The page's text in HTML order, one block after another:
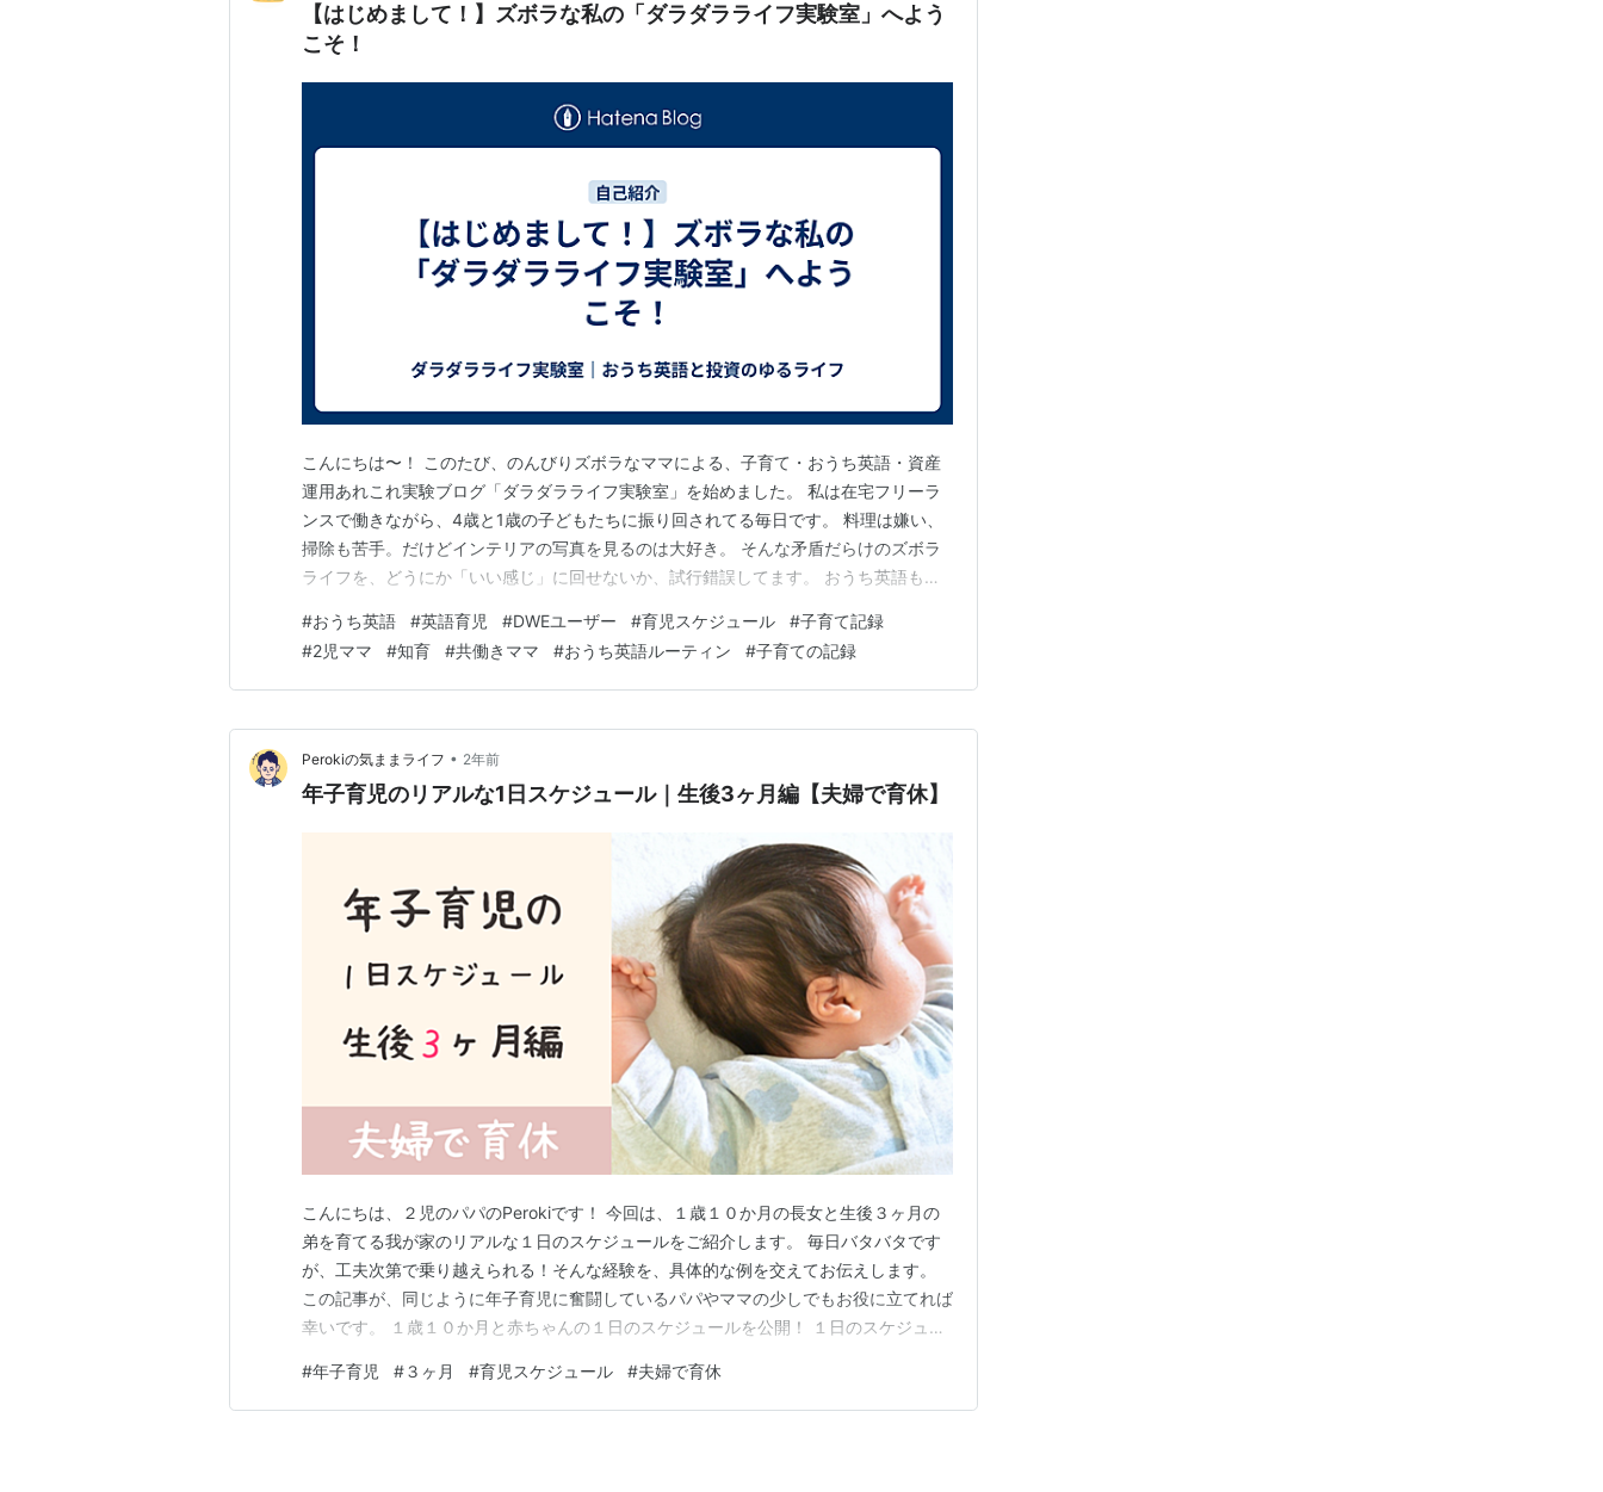
【はじめまして！】ズボラな私の「ダラダラライフ実験室」へよう
こそ！
こんにちは〜！ このたび、のんびりズボラなママによる、子育て・おうち英語・資産
運用あれこれ実験ブログ「ダラダラライフ実験室」を始めました。 私は在宅フリーラ
ンスで働きながら、4歳と1歳の子どもたちに振り回されてる毎日です。 料理は嫌い、
掃除も苦手。だけどインテリアの写真を見るのは大好き。 そんな矛盾だらけのズボラ
ライフを、どうにか「いい感じ」に回せないか、試行錯誤してます。 おうち英語も、
正直、中古ユーザーって肩身狭いのかな？とか思ったけど、そこもリアルに発信してい
こうと思ってます。 ちなみに、おうち英語を始め…
#おうち英語 #英語育児 #DWEユーザー #育児スケジュール #子育て記録
#2児ママ #知育 #共働きママ #おうち英語ルーティン #子育ての記録
Perokiの気ままライフ • 2年前
年子育児のリアルな1日スケジュール｜生後3ヶ月編【夫婦で育休】
こんにちは、２児のパパのPerokiです！ 今回は、１歳１０か月の長女と生後３ヶ月の
弟を育てる我が家のリアルな１日のスケジュールをご紹介します。 毎日バタバタです
が、工夫次第で乗り越えられる！そんな経験を、具体的な例を交えてお伝えします。
この記事が、同じように年子育児に奮闘しているパパやママの少しでもお役に立てれば
幸いです。 １歳１０か月と赤ちゃんの１日のスケジュールを公開！ １日のスケジュー
午前中の時間 【１２時～１５時】昼の時間 【１５時～１８時】夕方の時間 【１８時～
２１時】夜の時間 【２１時～２４時】夜…
#年子育児 #３ヶ月 #育児スケジュール #夫婦で育休